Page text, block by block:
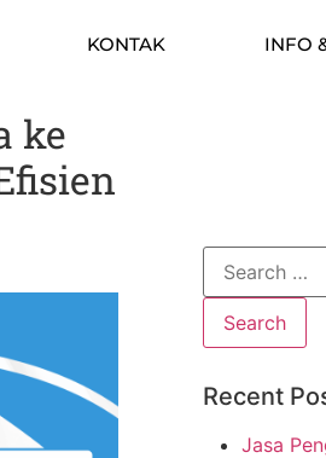
KONTAK INFO
ke
Recent
Jasa